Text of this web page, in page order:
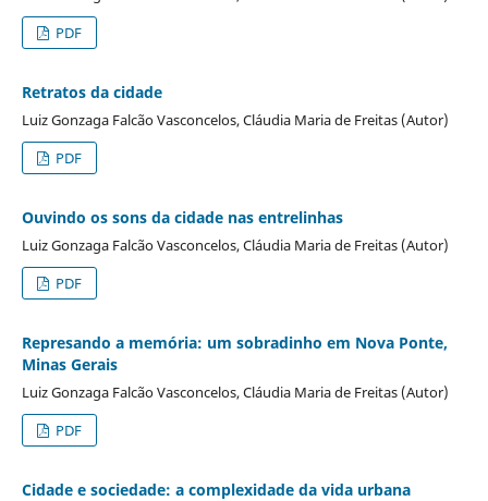
PDF
Retratos da cidade
Luiz Gonzaga Falcão Vasconcelos, Cláudia Maria de Freitas (Autor)
PDF
Ouvindo os sons da cidade nas entrelinhas
Luiz Gonzaga Falcão Vasconcelos, Cláudia Maria de Freitas (Autor)
PDF
Represando a memória: um sobradinho em Nova Ponte,
Minas Gerais
Luiz Gonzaga Falcão Vasconcelos, Cláudia Maria de Freitas (Autor)
PDF
Cidade e sociedade: a complexidade da vida urbana